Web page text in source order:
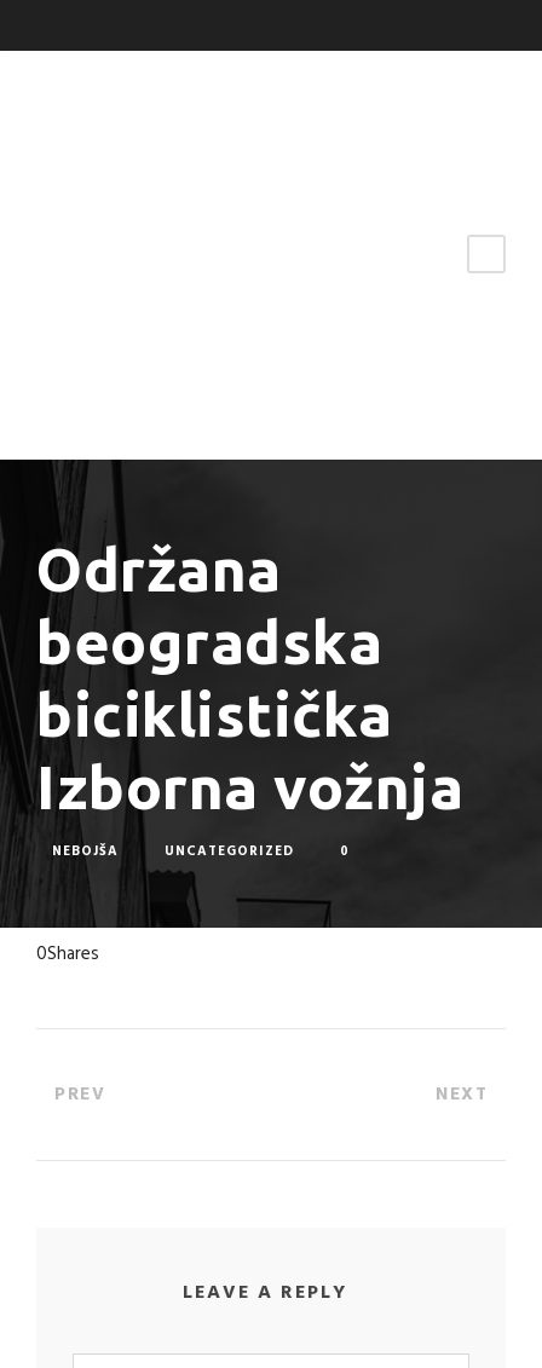
Održana
beogradska
biciklistička
Izborna vožnja
NEBOJŠA UNCATEGORIZED 0
0Shares
PREV NEXT
LEAVE A REPLY